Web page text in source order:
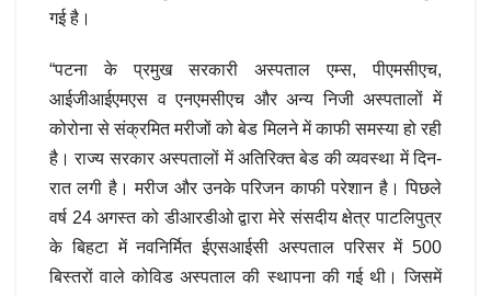
गई है।
“पटना के प्रमुख सरकारी अस्पताल एम्स, पीएमसीएच,
आईजीआईएमएस व एनएमसीएच और अन्य निजी अस्पतालों में
कोरोना से संक्रमित मरीजों को बेड मिलने में काफी समस्या हो रही
है। राज्य सरकार अस्पतालों में अतिरिक्त बेड की व्यवस्था में दिन-
रात लगी है। मरीज और उनके परिजन काफी परेशान है। पिछले
वर्ष 24 अगस्त को डीआरडीओ द्वारा मेरे संसदीय क्षेत्र पाटलिपुत्र
के बिहटा में नवनिर्मित ईएसआईसी अस्पताल परिसर में 500
बिस्तरों वाले कोविड अस्पताल की स्थापना की गई थी। जिसमें